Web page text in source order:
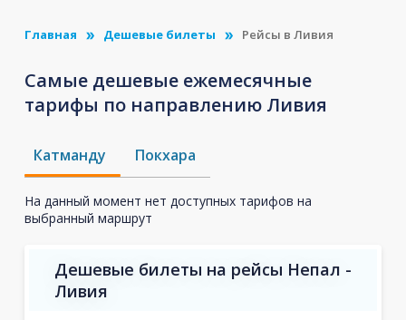
Главная Дешевые билеты Рейсы в Ливия
Самые дешевые ежемесячные
тарифы по направлению Ливия
Катманду Покхара
На данный момент нет доступных тарифов на
выбранный маршрут
Дешевые билеты на рейсы Непал -
Ливия